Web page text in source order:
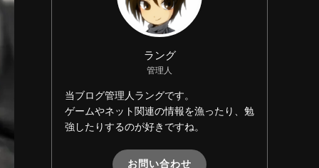
ラング
管理人
当ブログ管理人ラングです。
ゲームやネット関連の情報を漁ったり、勉
強したりするのが好きですね。
お問い合わせ